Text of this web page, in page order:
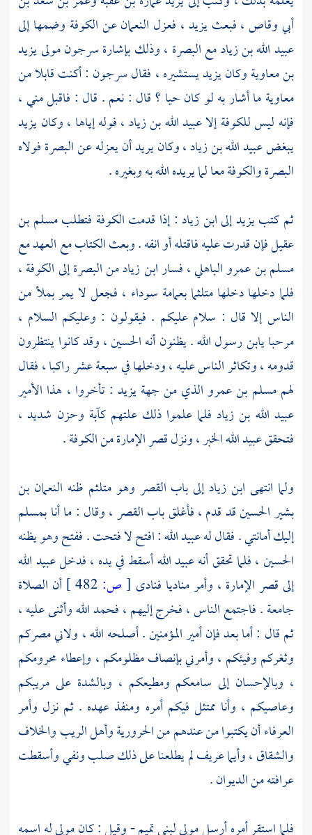
أبي وقاص، فبعثيزيد، فعزل النعمانعنالكوفة وضمها إلى
عبيد الله بن زيادمعالبصرة ، وذلك بإشارةسرجونمولىيزيد
بن معاويةوكانيزيديستشيره ، فقالسرجون : أكنت قابلا من
معاويةما أشار به لو كان حيا ؟ قال : نعم . قال : فاقبل مني ،
فإنه ليسللكوفةإلاعبيد الله بن زياد، فوله إياها ، وكانيزيد
يبغضعبيد الله بن زياد، وكان يريد أن يعزله عنالبصرةفولاه
البصرةوالكوفةمعا لما يريده الله به وبغيره .
ثم كتبيزيدإلىابن زياد: إذا قدمتالكوفة فتطلبمسلم بن
عقيلفإن قدرت عليه فاقتله أو انفه . وبعث الكتاب مع العهد مع
مسلم بن عمرو الباهلي، فسارابن زيادمنالبصرةإلىالكوفة،
فلما دخلها دخلها متلثما بعمامة سوداء ، فجعل لا يمر بملأ من
الناس إلا قال : سلام عليكم . فيقولون : وعليكم السلام ،
مرحبا يابن رسول الله . يظنون أنهالحسين، وقد كانوا ينتظرون
قدومه ، وتكاثر الناس عليه ، ودخلها في سبعة عشر راكبا ، فقال
لهممسلم بن عمروالذي من جهةيزيد : تأخروا ، هذا الأمير
عبيد الله بن زياد فلما علموا ذلك علتهم كآبة وحزن شديد ،
فتحققعبيد اللهالخبر ، ونزل قصر الإمارة منالكوفة.
ولما انتهى ابن زيادإلى باب القصر وهو متلثم ظنه النعمان بن
بشيرالحسينقد قدم ، فأغلق باب القصر ، وقال : ما أنا بمسلم
إليك أمانتي . فقال لهعبيد الله: افتح لا فتحت . ففتح وهو يظنه
الحسين، فلما تحقق أنهعبيد اللهأسقط في يده ، فدخلعبيد الله
إلى قصر الإمارة ، وأمر مناديا فنادى [ص:
أن الصلاة
جامعة . فاجتمع الناس ، فخرج إليهم ، فحمد الله وأثنى عليه ،
ثم قال : أما بعد فإن أمير المؤمنين . أصلحه الله ، ولاني مصركم
وثغركم وفيئكم ، وأمرني بإنصاف مظلومكم ، وإعطاء محرومكم
، وبالإحسان إلى سامعكم ومطيعكم ، وبالشدة على مريبكم
وعاصيكم ، وأنا ممتثل فيكم أمره ومنفذ عهده . ثم نزل وأمر
العرفاء أن يكتبوا من عندهم من الحرورية وأهل الريب والخلاف
والشقاق ، وأيما عريف لم يطلعنا على ذلك صلب ونفي وأسقطت
عرافته من الديوان .
فلما استقر أمره أرسل مولىلبني تميم- وقيل : كان مولى له اسمه